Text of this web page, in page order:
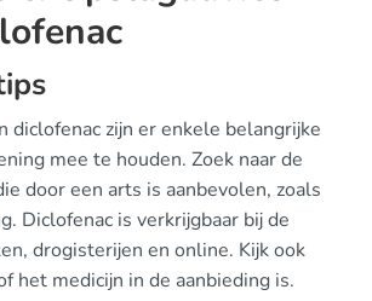
diclofenac zijn er enkele belangrijke
mee te houden. Zoek naar de
door een arts is aanbevolen, zoals
Diclofenac is verkrijgbaar bij de
drogisterijen en online. Kijk ook
het medicijn in de aanbieding is.